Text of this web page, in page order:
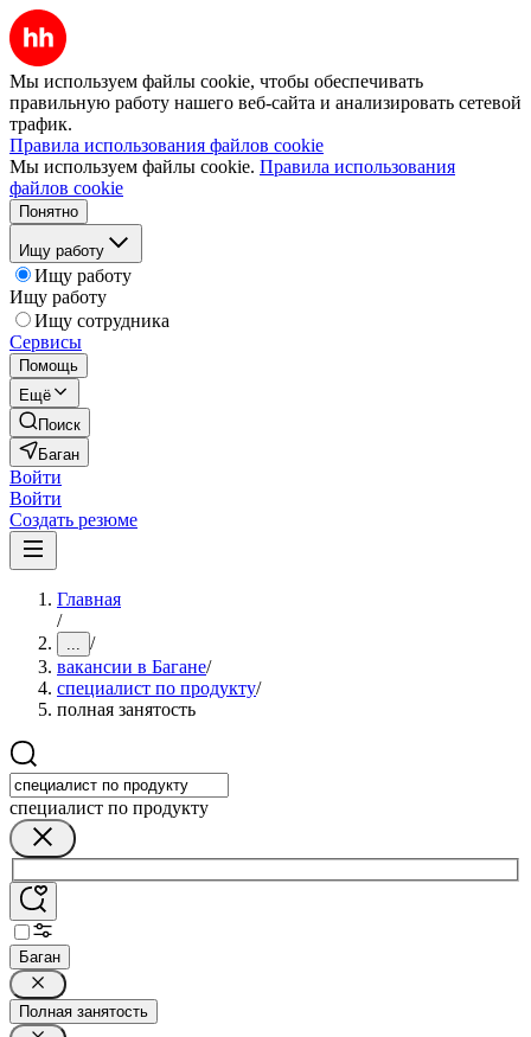
Мы используем файлы cookie, чтобы обеспечивать
правильную работу нашего веб-сайта и анализировать сетевой
трафик.
Правила использования файлов cookie
Мы используем файлы cookie. Правила использования
файлов cookie
Понятно
Ищу работу
Ищу работу
Ищу работу
Ищу сотрудника
Сервисы
Помощь
Ещё
Поиск
Баган
Войти
Войти
Создать резюме
Главная
/
... /
вакансии в Багане/
специалист по продукту/
полная занятость
специалист по продукту
Баган
Полная занятость